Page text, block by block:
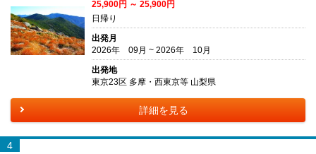
25,900円 ～ 25,900円
日帰り
出発月
2026年 09月 ~ 2026年 10月
出発地
東京23区 多摩・西東京等 山梨県
詳細を見る
4